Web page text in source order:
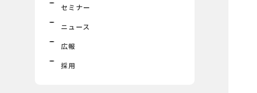
セミナー
ニュース
広報
採用